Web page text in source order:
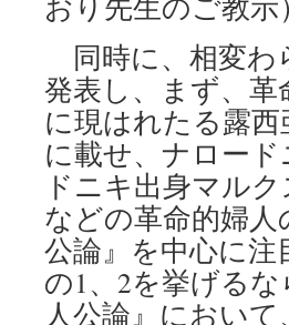
同時に、相変わ
発表し、まず、革
に現はれたる露
に載せ、ナロー
ドニキ出身マル
などの革命的婦
公論』を中心に
の1、2を挙げる
人公論』におい